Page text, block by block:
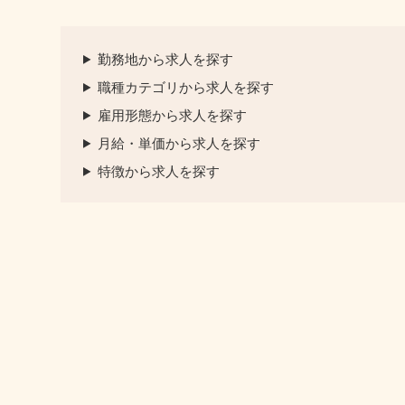
勤務地から求人を探す
職種カテゴリから求人を探す
雇用形態から求人を探す
月給・単価から求人を探す
特徴から求人を探す